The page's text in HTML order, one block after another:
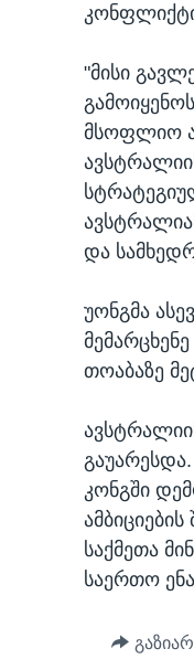
"მისი
მსოფლიო
და
უონგმა
თოაბაზე
კონგში
საქმეთა
საერთო